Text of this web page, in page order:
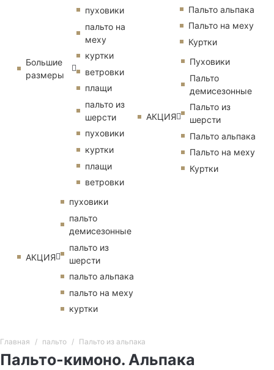
Большие
размеры
пуховики
пальто на
меху
куртки
ветровки
плащи
пальто из
шерсти
пуховики
куртки
плащи
ветровки
АКЦИЯ
пуховики
пальто
демисезонные
пальто из
шерсти
пальто альпака
пальто на меху
куртки
Пальто альпака
Пальто на меху
Куртки
АКЦИЯ
Пуховики
Пальто
демисезонные
Пальто из
шерсти
Пальто альпака
Пальто на меху
Куртки
Главная пальто Пальто из альпака
Пальто-кимоно. Альпака